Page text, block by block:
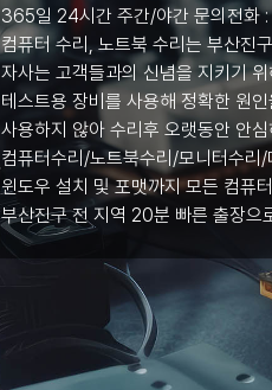
365일 24시간 주간/야간 문의전화 :
컴퓨터 수리, 노트북 수리는 부산진
자사는 고객들과의 신념을 지키기
테스트용 장비를 사용해 정확한 원
사용하지 않아 수리후 오랫동안 안
컴퓨터수리/노트북수리/모니터수
윈도우 설치 및 포맷까지 모든 컴퓨
부산진구 전 지역 20분 빠른 출장으